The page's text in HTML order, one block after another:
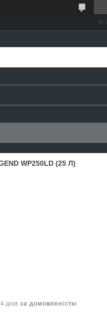
м.
WP250LD (25 Л)
днів за домовленістю